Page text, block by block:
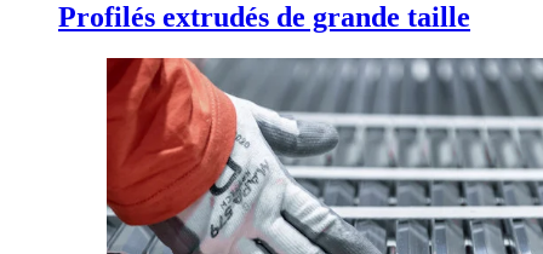
Profilés extrudés de grande taille